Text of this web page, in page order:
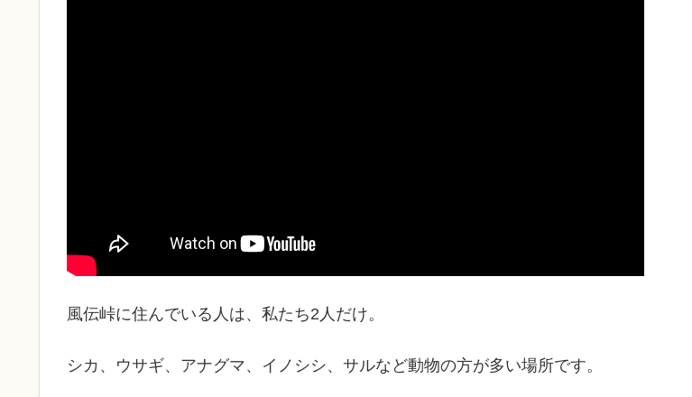
風伝峠に住んでいる人は、私たち2人だけ。
シカ、ウサギ、アナグマ、イノシシ、サルなど動物の方が多い場所です。